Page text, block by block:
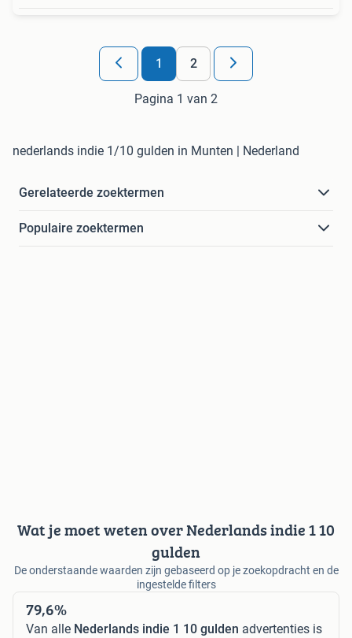
1 2
Pagina 1 van 2
nederlands indie 1/10 gulden in Munten | Nederland
Gerelateerde zoektermen
Populaire zoektermen
Wat je moet weten over Nederlands indie 1 10
gulden
De onderstaande waarden zijn gebaseerd op je zoekopdracht en de
ingestelde filters
79,6%
Van alle Nederlands indie 1 10 gulden advertenties is